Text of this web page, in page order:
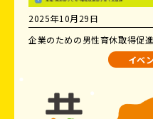
2025年10月29日
企業のための男性育休取得促
イベ